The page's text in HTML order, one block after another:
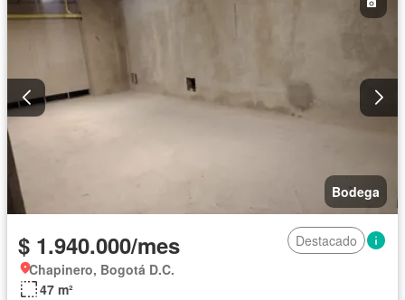
Bodega
$ 1.940.000/mes
Destacado
Chapinero, Bogotá D.C.
47 m²